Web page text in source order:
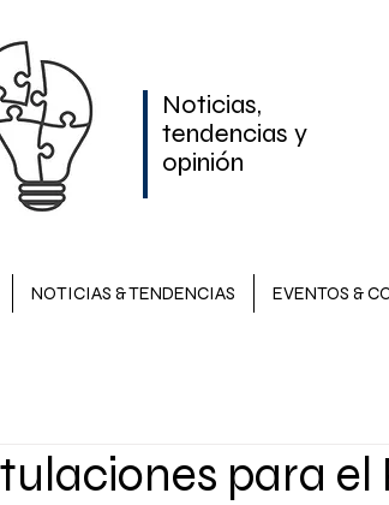
Noticias,
tendencias y
opinión
NOTICIAS & TENDENCIAS EVENTOS &
LATAM
para el